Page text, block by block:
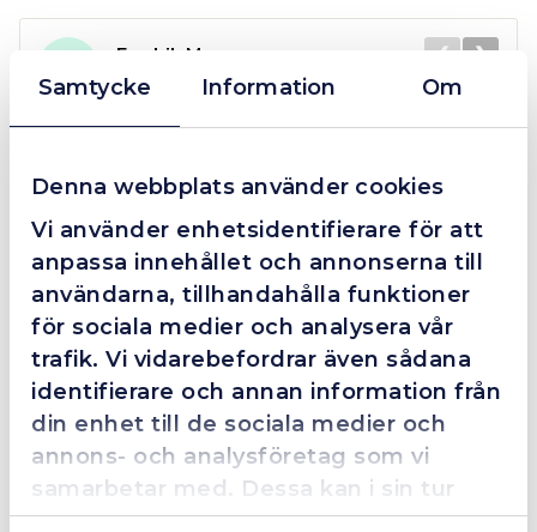
Samtycke Information Om
Denna webbplats använder cookies
Vi använder enhetsidentifierare för att
anpassa innehållet och annonserna till
användarna, tillhandahålla funktioner
för sociala medier och analysera vår
trafik. Vi vidarebefordrar även sådana
identifierare och annan information från
din enhet till de sociala medier och
annons- och analysföretag som vi
samarbetar med. Dessa kan i sin tur
kombinera informationen med annan
mängd
4.4 10 Reviews
Fredrik Magnusson
2025-10-02
Grym service!
Dom här grabbarna är definitionen av serviceminded.
Trots en billigare order, som det blev lite strul med,
så agerade dom blixtsnabbt och löste det långt över
förväntan. Hade kontakt med Alexander, som förtjänar
en extra guldstjärna.
❮ ❯